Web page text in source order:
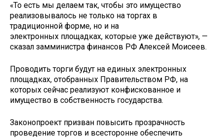
«То есть мы делаем так, чтобы это имущество
реализовывалось не только на торгах в
традиционной форме, но и на
электронных площадках, которые уже действуют», —
сказал замминистра финансов РФ Алексей Моисеев.
Проводить торги будут на единых электронных
площадках, отобранных Правительством РФ, на
которых сейчас реализуют конфискованное и
имущество в собственность государства.
Законопроект призван повысить прозрачность
проведение торгов и всесторонне обеспечить